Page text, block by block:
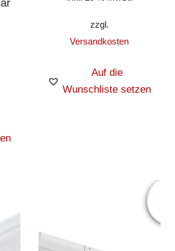
zzgl.
Versandkosten
Auf die
Wunschliste setzen